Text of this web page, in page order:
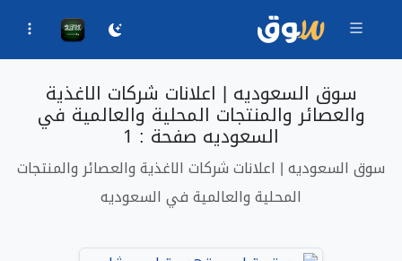
سوق السعوديه | اعلانات شركات الاغذية
والعصائر والمنتجات المحلية والعالمية في
السعوديه صفحة : 1
سوق السعوديه | اعلانات شركات الاغذية والعصائر والمنتجات
المحلية والعالمية في السعوديه